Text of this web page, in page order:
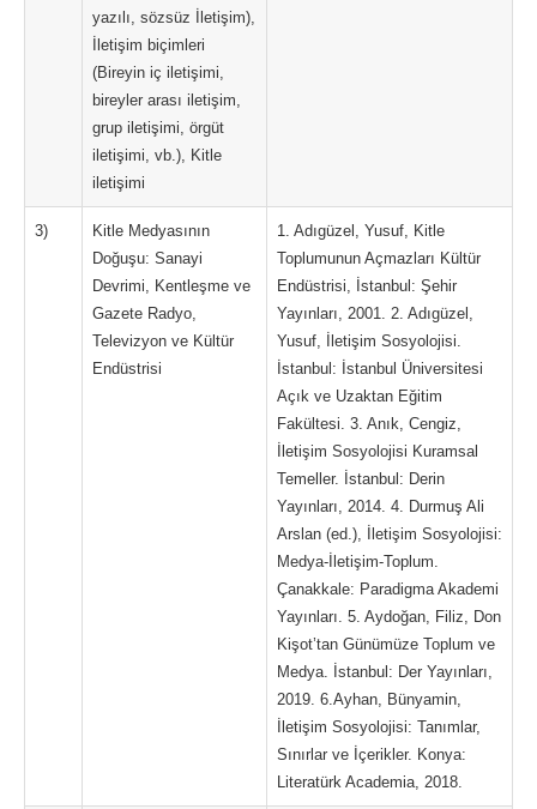
yazılı, sözsüz İletişim),
İletişim biçimleri
(Bireyin iç iletişimi,
bireyler arası iletişim,
grup iletişimi, örgüt
iletişimi, vb.), Kitle
iletişimi
3)
Kitle Medyasının
Doğuşu: Sanayi
Devrimi, Kentleşme ve
Gazete Radyo,
Televizyon ve Kültür
Endüstrisi
1. Adıgüzel, Yusuf, Kitle
Toplumunun Açmazları Kültür
Endüstrisi, İstanbul: Şehir
Yayınları, 2001. 2. Adıgüzel,
Yusuf, İletişim Sosyolojisi.
İstanbul: İstanbul Üniversitesi
Açık ve Uzaktan Eğitim
Fakültesi. 3. Anık, Cengiz,
İletişim Sosyolojisi Kuramsal
Temeller. İstanbul: Derin
Yayınları, 2014. 4. Durmuş Ali
Arslan (ed.), İletişim Sosyolojisi:
Medya-İletişim-Toplum.
Çanakkale: Paradigma Akademi
Yayınları. 5. Aydoğan, Filiz, Don
Kişot’tan Günümüze Toplum ve
Medya. İstanbul: Der Yayınları,
2019. 6.Ayhan, Bünyamin,
İletişim Sosyolojisi: Tanımlar,
Sınırlar ve İçerikler. Konya:
Literatürk Academia, 2018.